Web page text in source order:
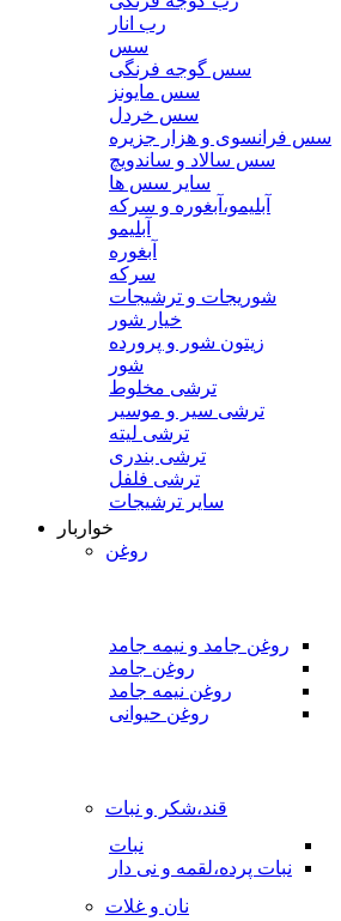
رب انار
سس
سس گوجه فرنگی
سس مایونز
سس خردل
سس فرانسوی و هزار جزیره
سس سالاد و ساندویچ
سایر سس ها
آبلیمو،آبغوره و سرکه
آبلیمو
آبغوره
سرکه
شوریجات و ترشیجات
خیار شور
زیتون شور و پرورده
شور
ترشی مخلوط
ترشی سیر و موسیر
ترشی لیته
ترشی بندری
ترشی فلفل
سایر ترشیجات
خواربار
روغن
روغن جامد و نیمه جامد
روغن جامد
روغن نیمه جامد
روغن حیوانی
قند،شکر و نبات
نبات
نبات پرده،لقمه و نی دار
نان و غلات